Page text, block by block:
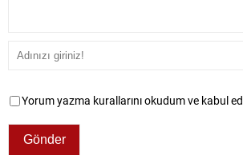
Yorum yazma kurallarını okudum ve kabul